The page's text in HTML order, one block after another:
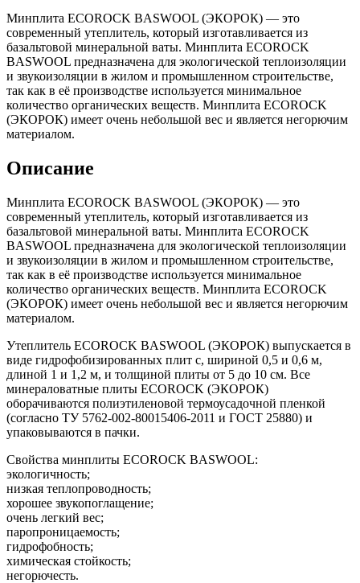
Минплита ECOROCK BASWOOL (ЭКОРОК) — это
современный утеплитель, который изготавливается из
базальтовой минеральной ваты. Минплита ECOROCK
BASWOOL предназначена для экологической теплоизоляции
и звукоизоляции в жилом и промышленном строительстве,
так как в её производстве используется минимальное
количество органических веществ. Минплита ECOROCK
(ЭКОРОК) имеет очень небольшой вес и является негорючим
материалом.
Описание
Минплита ECOROCK BASWOOL (ЭКОРОК) — это
современный утеплитель, который изготавливается из
базальтовой минеральной ваты. Минплита ECOROCK
BASWOOL предназначена для экологической теплоизоляции
и звукоизоляции в жилом и промышленном строительстве,
так как в её производстве используется минимальное
количество органических веществ. Минплита ECOROCK
(ЭКОРОК) имеет очень небольшой вес и является негорючим
материалом.
Утеплитель ECOROCK BASWOOL (ЭКОРОК) выпускается в
виде гидрофобизированных плит с, шириной 0,5 и 0,6 м,
длиной 1 и 1,2 м, и толщиной плиты от 5 до 10 см. Все
минераловатные плиты ECOROCK (ЭКОРОК)
оборачиваются полиэтиленовой термоусадочной пленкой
(согласно ТУ 5762-002-80015406-2011 и ГОСТ 25880) и
упаковываются в пачки.
Свойства минплиты ECOROCK BASWOOL:
экологичность;
низкая теплопроводность;
хорошее звукопоглащение;
очень легкий вес;
паропроницаемость;
гидрофобность;
химическая стойкость;
негорючесть.